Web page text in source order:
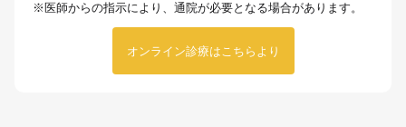
※医師からの指示により、通院が必要となる場合があります。
オンライン診療はこちらより